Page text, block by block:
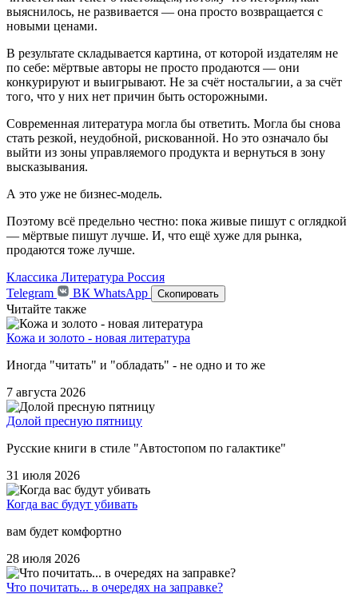
выяснилось, не развивается — она просто возвращается с
новыми ценами.
В результате складывается картина, от которой издателям не
по себе: мёртвые авторы не просто продаются — они
конкурируют и выигрывают. Не за счёт ностальгии, а за счёт
того, что у них нет причин быть осторожными.
Современная литература могла бы ответить. Могла бы снова
стать резкой, неудобной, рискованной. Но это означало бы
выйти из зоны управляемого продукта и вернуться в зону
высказывания.
А это уже не бизнес-модель.
Поэтому всё предельно честно: пока живые пишут с оглядкой
— мёртвые пишут лучше. И, что ещё хуже для рынка,
продаются тоже лучше.
Классика Литература Россия
Telegram
ВК WhatsApp Скопировать
Читайте также
Кожа и золото - новая литература
Иногда "читать" и "обладать" - не одно и то же
7 августа 2026
Долой пресную пятницу
Русские книги в стиле "Автостопом по галактике"
31 июля 2026
Когда вас будут убивать
вам будет комфортно
28 июля 2026
Что почитать... в очередях на заправке?